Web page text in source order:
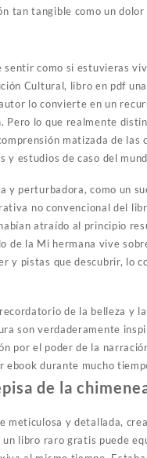
tan tangible como un dolor
como si estuvieras
Cultural, libro en pdf
lo convierte en un
Pero lo que realmente
matizada de las
estudios de caso del
perturbadora, como un
no convencional del
atraído al principio
de la Mi hermana vive
y pistas que descubrir, lo
de la belleza y
son verdaderamente
por el poder de la
ebook durante mucho
de la
meticulosa y detallada,
un libro raro gratis puede